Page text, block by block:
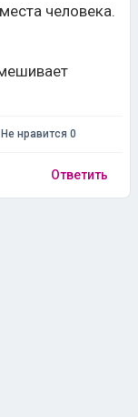
человека.
Не нравится 0
Ответить